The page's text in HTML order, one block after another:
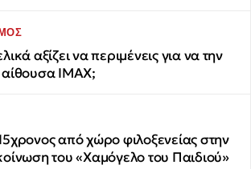
αξίζει να περιμένεις για να την
IMAX;
από χώρο φιλοξενείας στην
του «Χαμόγελο του Παιδιού»